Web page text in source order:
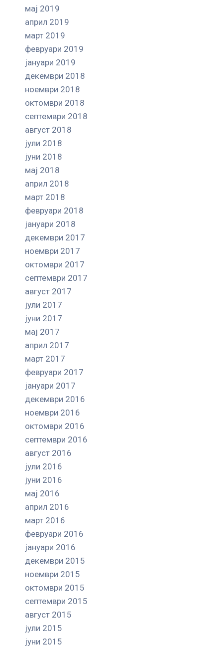
мај 2019
април 2019
март 2019
февруари 2019
јануари 2019
декември 2018
ноември 2018
октомври 2018
септември 2018
август 2018
јули 2018
јуни 2018
мај 2018
април 2018
март 2018
февруари 2018
јануари 2018
декември 2017
ноември 2017
октомври 2017
септември 2017
август 2017
јули 2017
јуни 2017
мај 2017
април 2017
март 2017
февруари 2017
јануари 2017
декември 2016
ноември 2016
октомври 2016
септември 2016
август 2016
јули 2016
јуни 2016
мај 2016
април 2016
март 2016
февруари 2016
јануари 2016
декември 2015
ноември 2015
октомври 2015
септември 2015
август 2015
јули 2015
јуни 2015